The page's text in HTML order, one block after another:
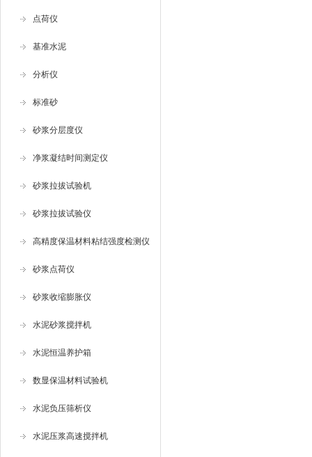
点荷仪
基准水泥
分析仪
标准砂
砂浆分层度仪
净浆凝结时间测定仪
砂浆拉拔试验机
砂浆拉拔试验仪
高精度保温材料粘结强度检测仪
砂浆点荷仪
砂浆收缩膨胀仪
水泥砂浆搅拌机
水泥恒温养护箱
数显保温材料试验机
水泥负压筛析仪
水泥压浆高速搅拌机